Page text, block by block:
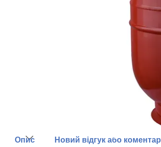
Опис Новий відгук або коментар